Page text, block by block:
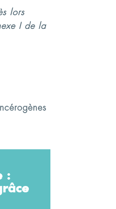
lors
I de la
: